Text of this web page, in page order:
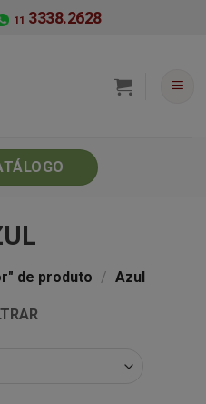
11 3338.2628
de produto / Azul